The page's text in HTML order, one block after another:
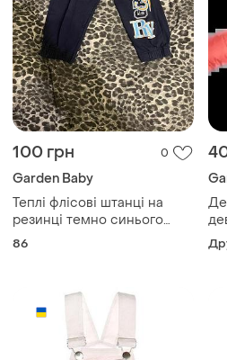
100 грн 0
Garden Baby
Теплі флісові штанці на
резинці темно синього
кольору з манжетами на вік
86